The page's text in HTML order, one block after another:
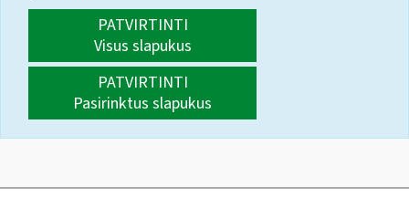
PATVIRTINTI
Visus slapukus
PATVIRTINTI
Pasirinktus slapukus